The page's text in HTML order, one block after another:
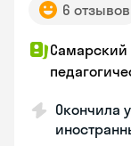
6 отзывов
Самарский
Окончила